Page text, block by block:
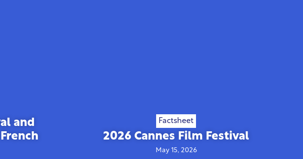
and
Factsheet
2026 Cannes Film Festival
May 15, 2026